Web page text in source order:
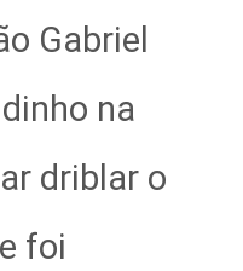
Gabriel
na
driblar o
foi